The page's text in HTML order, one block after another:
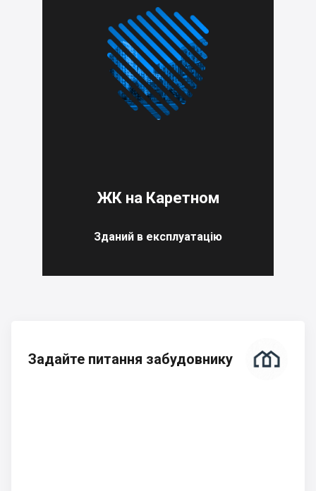
ЖК на Каретном
Зданий в експлуатацію
Задайте питання забудовнику